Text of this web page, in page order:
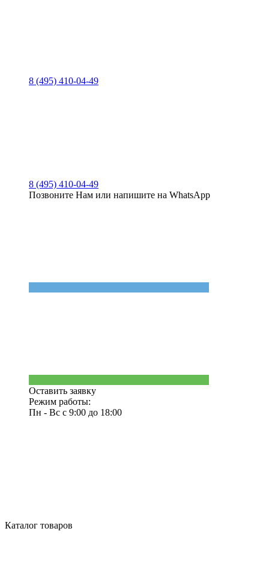
8 (495) 410-04-49
8 (495) 410-04-49
Позвоните Нам или напишите на WhatsApp
Оставить заявку
Режим работы:
Пн - Вс с 9:00 до 18:00
Каталог товаров